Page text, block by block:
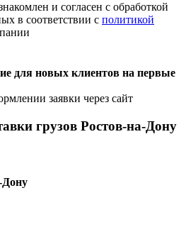
и согласен с обработкой
в соответствии с политикой
для новых клиентов на первые
заявки через сайт
грузов Ростов-на-Дону
Дону